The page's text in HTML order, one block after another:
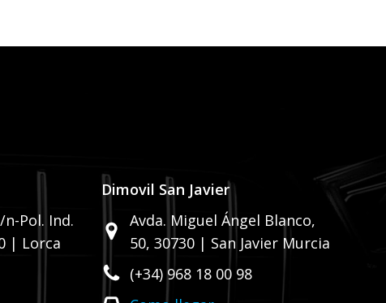
Pol. Ind.
| Lorca
Dimovil San Javier
Avda. Miguel Ángel Blanco,
50, 30730 | San Javier Murcia
(+34) 968 18 00 98